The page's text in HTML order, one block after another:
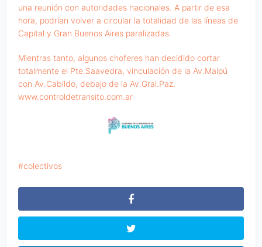
una reunión con autoridades nacionales. A partir de esa
hora, podrían volver a circular la totalidad de las líneas de
Capital y Gran Buenos Aires paralizadas.
Mientras tanto, algunos choferes han decidido cortar
totalmente el Pte.Saavedra, vinculación de la Av.Maipú
con Av.Cabildo, debajo de la Av.Gral.Paz.
www.controldetransito.com.ar
colectivos